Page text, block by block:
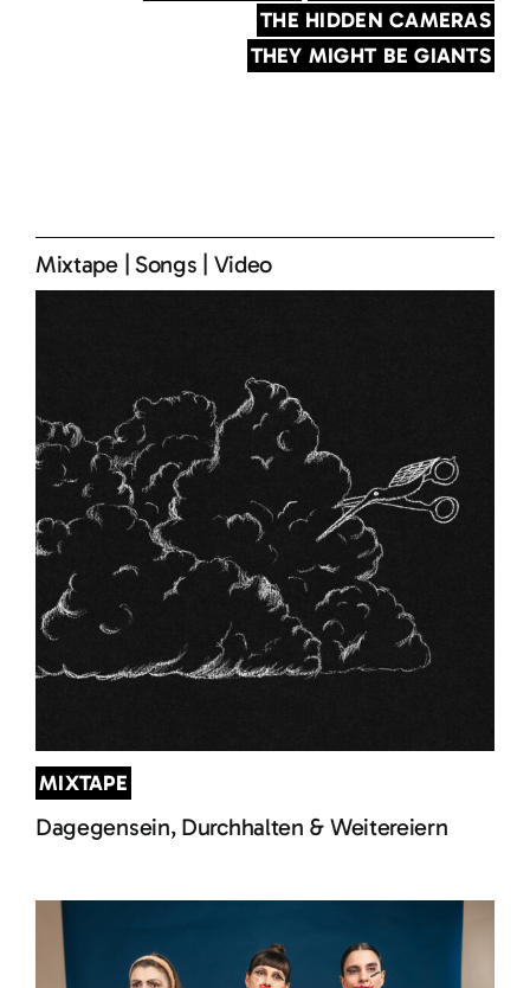
THE HIDDEN CAMERAS
THEY MIGHT BE GIANTS
Mixtape| Songs Video
MIXTAPE
Dagegensein, Durchhalten & Weitereiern